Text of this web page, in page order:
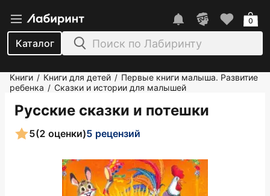
Каталог
0
Книги / Книги для детей / Первые книги малыша. Развитие
ребенка / Сказки и истории для малышей
Русские сказки и потешки
5(2 оценки)5 рецензий